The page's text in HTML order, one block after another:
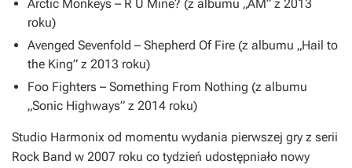
Arctic Monkeys – R U Mine? (z albumu „AM” z 2013
roku)
Avenged Sevenfold – Shepherd Of Fire (z albumu „Hail to
the King” z 2013 roku)
Foo Fighters – Something From Nothing (z albumu
„Sonic Highways” z 2014 roku)
Studio Harmonix od momentu wydania pierwszej gry z serii
Rock Band w 2007 roku co tydzień udostępniało nowy